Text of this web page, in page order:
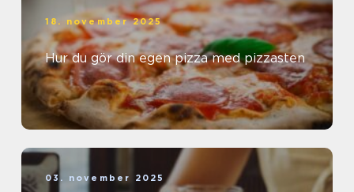
18. november 2025
Hur du gör din egen pizza med pizzasten
03. november 2025